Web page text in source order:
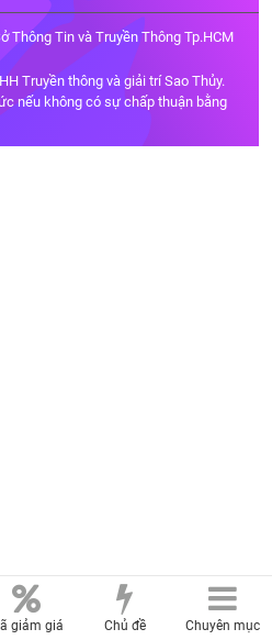
Thông Tin và Truyền Thông Tp.HCM
Truyền thông và giải trí Sao Thủy.
nếu không có sự chấp thuận bằng
giảm giá Chủ đề Chuyên mục